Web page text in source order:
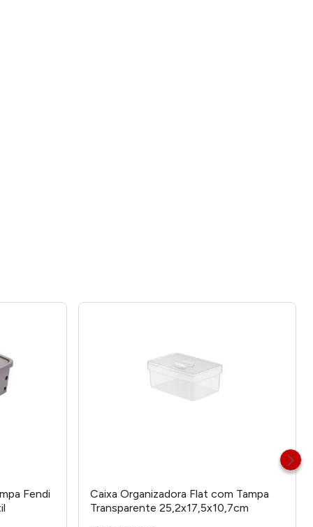
Fendi
Caixa Organizadora Flat com Tampa
Transparente 25,2x17,5x10,7cm